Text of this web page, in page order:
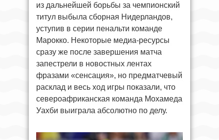
из дальнейшей борьбы за чемпионский
титул выбыла сборная Нидерландов,
уступив в серии пенальти команде
Марокко. Некоторые медиа-ресурсы
сразу же после завершения матча
запестрели в новостных лентах
фразами «сенсация», но предматчевый
расклад и весь ход игры показали, что
североафриканская команда Мохамеда
Уахби выиграла абсолютно по делу.